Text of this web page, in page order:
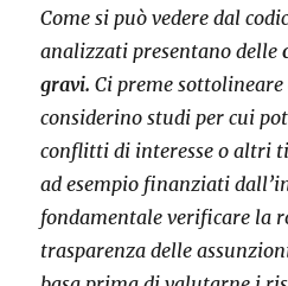
Come si può vedere dal
analizzati presentano delle
gravi. Ci preme sottolineare
considerino studiper cui
conflitti di interesse o altri
ad esempio finanziati
fondamentale verificare la
trasparenza delle